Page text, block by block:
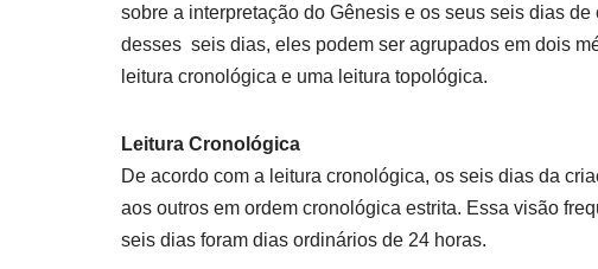
sobre a interpretação do Gênesis e os seus seis dias
desses seis dias, eles podem ser agrupados em dois
leitura cronológica e uma leitura topológica.
Leitura Cronológica
De acordo com a leitura cronológica, os seis dias da
aos outros em ordem cronológica estrita. Essa visão
seis dias foram dias ordinários de 24 horas.